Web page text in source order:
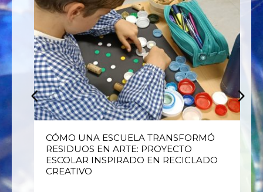
CÓMO UNA ESCUELA TRANSFORMÓ
RESIDUOS EN ARTE: PROYECTO
ESCOLAR INSPIRADO EN RECICLADO
CREATIVO